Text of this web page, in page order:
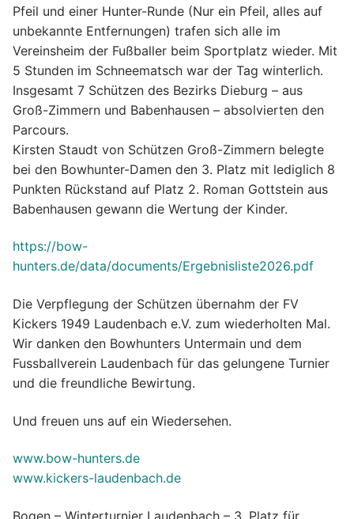
Pfeil und einer Hunter-Runde (Nur ein Pfeil, alles auf
unbekannte Entfernungen) trafen sich alle im
Vereinsheim der Fußballer beim Sportplatz wieder. Mit
5 Stunden im Schneematsch war der Tag winterlich.
Insgesamt 7 Schützen des Bezirks Dieburg – aus
Groß-Zimmern und Babenhausen – absolvierten den
Parcours.
Kirsten Staudt von Schützen Groß-Zimmern belegte
bei den Bowhunter-Damen den 3. Platz mit lediglich 8
Punkten Rückstand auf Platz 2. Roman Gottstein aus
Babenhausen gewann die Wertung der Kinder.
https://bow-
hunters.de/data/documents/Ergebnisliste2026.pdf
Die Verpflegung der Schützen übernahm der FV
Kickers 1949 Laudenbach e.V. zum wiederholten Mal.
Wir danken den Bowhunters Untermain und dem
Fussballverein Laudenbach für das gelungene Turnier
und die freundliche Bewirtung.
Und freuen uns auf ein Wiedersehen.
www.bow-hunters.de
www.kickers-laudenbach.de
Bogen – Winterturnier Laudenbach – 3. Platz für